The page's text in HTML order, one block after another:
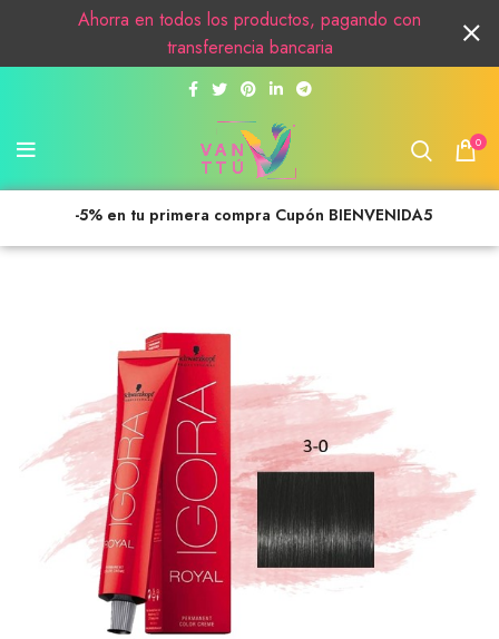
0
-5% en tu primera compra Cupón BIENVENIDA5
Ahorra en todos los productos, pagando con
transferencia bancaria